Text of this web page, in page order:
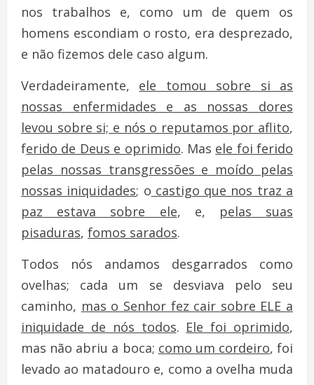
nos trabalhos e, como um de quem os
homens escondiam o rosto, era desprezado,
e não fizemos dele caso algum.
Verdadeiramente, ele tomou sobre si as
nossas enfermidades e as nossas dores
levou sobre si; e nós o reputamos por aflito,
ferido de Deus e oprimido. Mas ele foi ferido
pelas nossas transgressões e moído pelas
nossas iniquidades; o castigo que nos traz a
paz estava sobre ele, e, pelas suas
pisaduras, fomos sarados.
Todos nós andamos desgarrados como
ovelhas; cada um se desviava pelo seu
caminho, mas o Senhor fez cair sobre ELE a
iniquidade de nós todos. Ele foi oprimido,
mas não abriu a boca; como um cordeiro, foi
levado ao matadouro e, como a ovelha muda